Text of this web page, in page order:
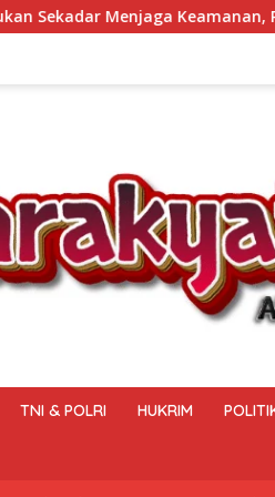
Beliti Bangun “Sabuk
TNI & POLRI HUKRIM